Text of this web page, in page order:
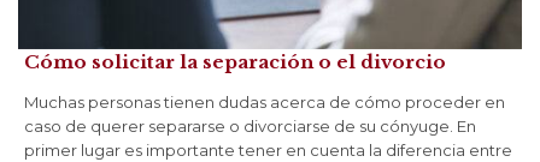
Cómo solicitar la separación o el divorcio
Muchas personas tienen dudas acerca de cómo proceder en
caso de querer separarse o divorciarse de su cónyuge. En
primer lugar es importante tener en cuenta la diferencia entre